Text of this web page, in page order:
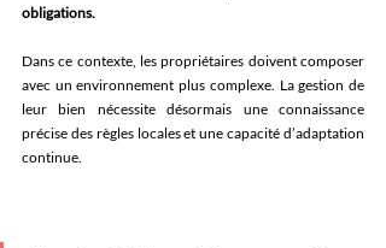
obligations.
Dans ce contexte, les propriétaires doivent composer
avec un environnement plus complexe. La gestion de
leur bien nécessite désormais une connaissance
précise des règles locales et une capacité d’adaptation
continue.